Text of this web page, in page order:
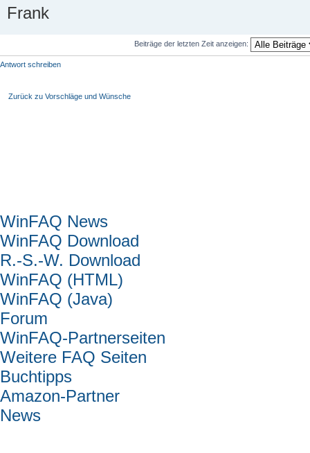
Frank
Beiträge der letzten Zeit anzeigen:
Antwort schreiben
Zurück zu Vorschläge und Wünsche
WinFAQ News
WinFAQ Download
R.-S.-W. Download
WinFAQ (HTML)
WinFAQ (Java)
Forum
WinFAQ-Partnerseiten
Weitere FAQ Seiten
Buchtipps
Amazon-Partner
News